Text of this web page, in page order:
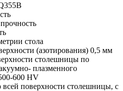
стола
(азотирования) 0,5 мм
столешницы по
плазменного
600 HV
всей поверхности столешницы, с